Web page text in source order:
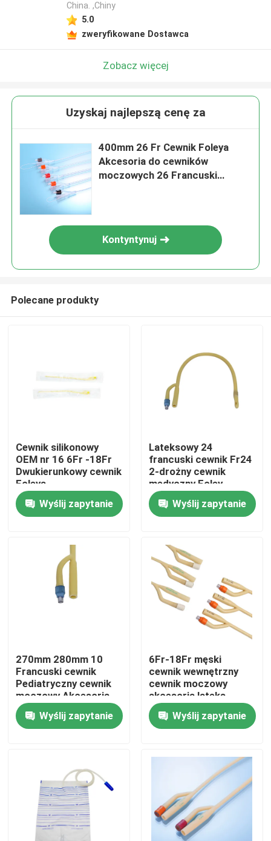
Dom
Wycieczka po fabryce
Skontaktuj się z nami
Poprosić o wycenę
Gumowy korek medyczny
Gumowy tłok strzykawki
China. ,Chiny
5.0
zweryfikowane Dostawca
Zobacz więcej
Uzyskaj najlepszą cenę za
400mm 26 Fr Cewnik Foleya
Akcesoria do cewników
moczowych 26 Francuski
Kontyntynuj
Polecane produkty
Cewnik silikonowy
OEM nr 16 6Fr -18Fr
Dwukierunkowy cewnik
Foleya
Wyślij zapytanie
Lateksowy 24
francuski cewnik Fr24
2-drożny cewnik
medyczny Foley
silikonowy cewnik
Wyślij zapytanie
270mm 280mm 10
Francuski cewnik
Pediatryczny cewnik
moczowy Akcesoria
Fr10
Wyślij zapytanie
6Fr-18Fr męski
cewnik wewnętrzny
cewnik moczowy
akcesoria lateks
silikonowy
Wyślij zapytanie